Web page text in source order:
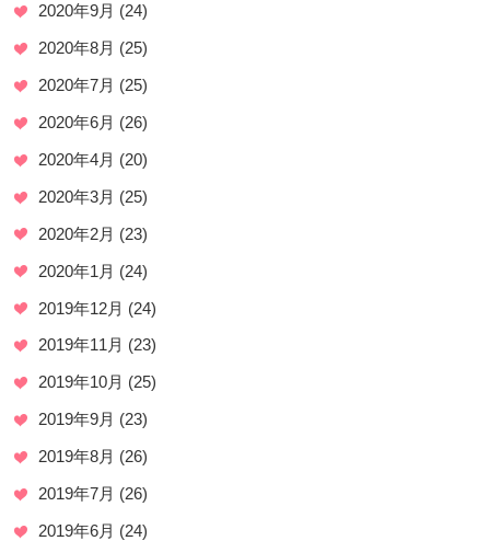
2020年9月 (24)
2020年8月 (25)
2020年7月 (25)
2020年6月 (26)
2020年4月 (20)
2020年3月 (25)
2020年2月 (23)
2020年1月 (24)
2019年12月 (24)
2019年11月 (23)
2019年10月 (25)
2019年9月 (23)
2019年8月 (26)
2019年7月 (26)
2019年6月 (24)